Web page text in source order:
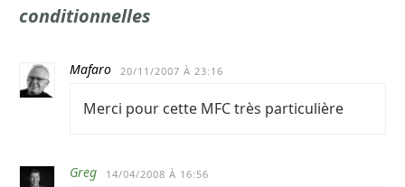
conditionnelles
Mafaro 20/11/2007 À 23:16
Merci pour cette MFC très particulière
Greg 14/04/2008 À 16:56